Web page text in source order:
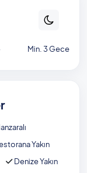
Min. 3 Gece
Yakın
Denize Yakın